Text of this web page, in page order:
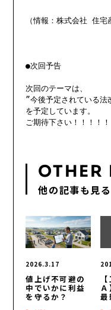
（情報：株式会社 住宅
●次回予告
次回のテーマは、
”今後予定されている
を予定しています。
OTHER
他の記事も見る
2026.3.17
値上げ不可避の
中でいかに利益
を守るか？ 最